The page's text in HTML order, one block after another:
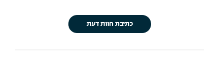
כתיבת חוות דעת